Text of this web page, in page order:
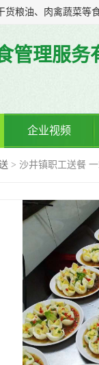
管理服务
企业视频
> 沙井镇职工送餐